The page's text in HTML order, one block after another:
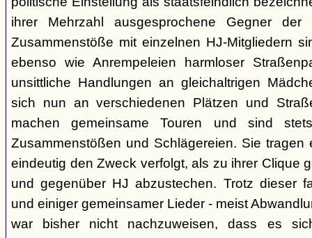
ihrer Mehrzahl ausgesprochene Gegner
Zusammenstöße mit einzelnen HJ-Mitgliedern
ebenso wie Anrempeleien harmloser
unsittliche Handlungen an gleichaltrigen
sich nun an verschiedenen Plätzen und
machen gemeinsame Touren und sind
Zusammenstößen und Schlägereien. Sie tragen
eindeutig den Zweck verfolgt, als zu ihrer Clique
und gegenüber HJ abzustechen. Trotz dieser
und einiger gemeinsamer Lieder - meist
war bisher nicht nachzuweisen, dass es